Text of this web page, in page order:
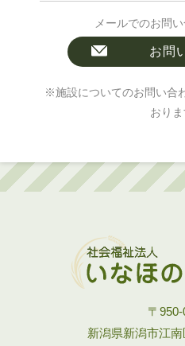
メールでのお問
お問
※施設についてのお問い合
おりま
〒
新潟県新潟市江